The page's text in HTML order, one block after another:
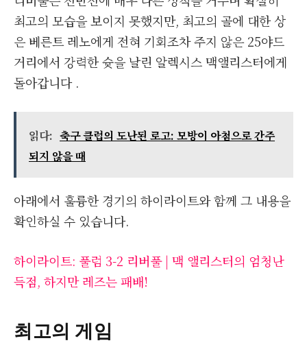
최고의 모습을 보이지 못했지만, 최고의 골에 대한 상
은 베른트 레노에게 전혀 기회조차 주지 않은 25야드
거리에서 강력한 슛을 날린 알렉시스 맥앨리스터에게
돌아갑니다 .
읽다: 축구 클럽의 도난된 로고: 모방이 아첨으로 간주
되지 않을 때
아래에서 훌륭한 경기의 하이라이트와 함께 그 내용을
확인하실 수 있습니다.
하이라이트: 풀럼 3-2 리버풀 | 맥 앨리스터의 엄청난
득점, 하지만 레즈는 패배!
최고의 게임